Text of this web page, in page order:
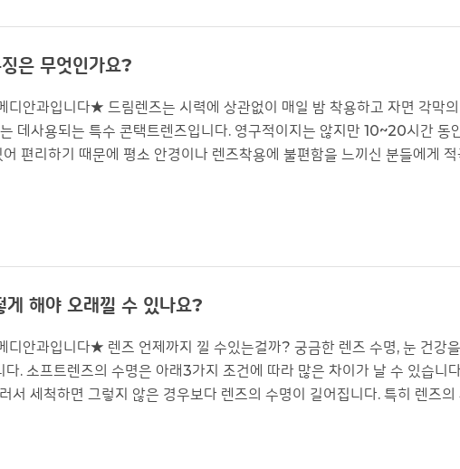
은 무엇인가요?
안과입니다★ 드림렌즈는 시력에 상관없이 매일 밤 착용하고 자면 각막의
데사용되는 특수 콘택트렌즈입니다. 영구적이지는 않지만 10~20시간 동
편리하기 때문에 평소 안경이나 렌즈착용에 불편함을 느끼신 분들에게 적
게 해야 오래낄 수 있나요?
안과입니다★ 렌즈 언제까지 낄 수있는걸까? 궁금한 렌즈 수명, 눈 건강을
. 소프트렌즈의 수명은 아래3가지 조건에 따라 많은 차이가 날 수 있습니다
서 세척하면 그렇지 않은 경우보다 렌즈의 수명이 길어집니다. 특히 렌즈의